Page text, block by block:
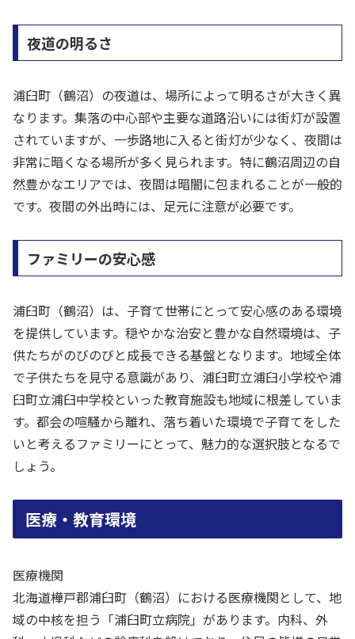
夜道の明るさ
浦臼町（鶴沼）の夜道は、場所によって明るさが大きく異
なります。集落の中心部や主要な道路沿いには街灯が設置
されていますが、一歩路地に入ると街灯が少なく、夜間は
非常に暗くなる場所が多く見られます。特に鶴沼周辺の自
然豊かなエリアでは、夜間は暗闇に包まれることが一般的
です。夜間の外出時には、足元に注意が必要です。
ファミリーの安心感
浦臼町（鶴沼）は、子育て世帯にとって安心感のある環境
を提供しています。穏やかな治安と豊かな自然環境は、子
供たちがのびのびと成長できる基盤となります。地域全体
で子供たちを見守る意識があり、浦臼町立浦臼小学校や浦
臼町立浦臼中学校といった教育施設も地域に根差していま
す。都会の喧騒から離れ、落ち着いた環境で子育てをした
いと考えるファミリーにとって、魅力的な選択肢となるで
しょう。
医療・教育環境
医療機関
北海道樺戸郡浦臼町（鶴沼）における医療機関として、地
域の中核を担う「浦臼町立病院」があります。内科、外